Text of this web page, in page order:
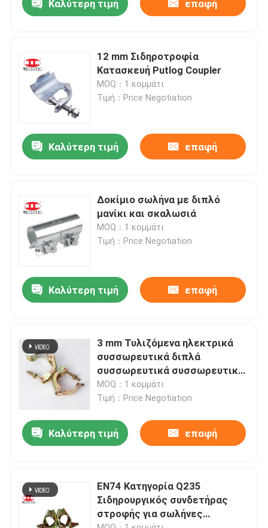
Προϊόντα
Περίπου εμείς
Γύρος εργοστασίων
Μας ελάτε σε επαφή με
Περιπτώσεις
Μέρη υλικών σκαλωσιάς χάλυβα
Μέρη υλικών σκαλωσιάς πλαισίων
Καλύτερη τιμή επαφή
12 mm Σιδηροτροφία
Κατασκευή Putlog Coupler
MOQ：1 κομμάτι
Τιμή：Price Negotiation
Καλύτερη τιμή επαφή
Δοκίμιο σωλήνα με διπλό
μανίκι και σκαλωσιά
MOQ：1 κομμάτι
Τιμή：Price Negotiation
Καλύτερη τιμή επαφή
3 mm Τυλιζόμενα ηλεκτρικά
συσσωρευτικά διπλά
συσσωρευτικά συσσωρευτικά
συσσωρευτικά συσσωρευτικά
συστατικά σκαλωμάτων
MOQ：1 κομμάτι
Τιμή：Price Negotiation
Καλύτερη τιμή επαφή
EN74 Κατηγορία Q235
Σιδηρουργικός συνδετήρας
στροφής για σωλήνες